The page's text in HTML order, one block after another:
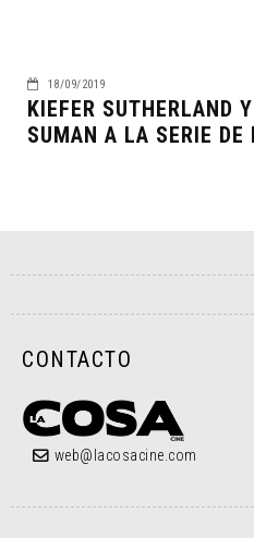
18/09/2019
KIEFER SUTHERLAND
SUMAN A LA SERIE DE
CONTACTO
web@lacosacine.com